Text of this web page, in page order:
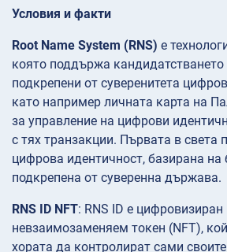
Условия и факти
Root Name System (RNS) е
която поддържа кандидатстването
подкрепени от суверенитета
като например личната карта на
за управление на цифрови
с тях транзакции. Първата в света
цифрова идентичност, базирана на
подкрепена от суверенна държава.
RNS ID NFT: RNS ID е цифровизиран
невзаимозаменяем токен (NFT),
хората да контролират сами